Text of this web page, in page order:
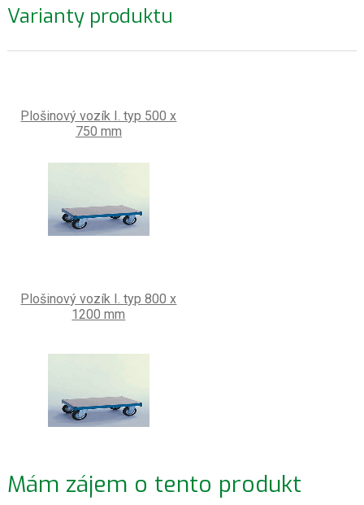
Varianty produktu
Plošinový vozík I. typ 500 x
750 mm
Plošinový vozík I. typ 800 x
1200 mm
Mám zájem o tento produkt